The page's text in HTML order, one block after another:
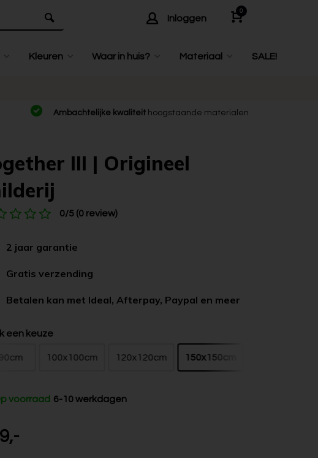
Inloggen
0
Kleuren Waar in huis? Materiaal SALE!
Ambachtelijke kwaliteit hoogstaande materialen
III | Origineel
0/5 (0 review)
2 jaar garantie
Gratis verzending
Betalen kan met Ideal, Afterpay, Paypal en meer
een keuze
100x100cm 120x120cm 150x150cm
voorraad 6-10 werkdagen